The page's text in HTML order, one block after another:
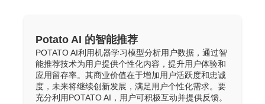
Potato AI 的智能推荐
POTATO AI利用机器学习模型分析用户数据，通过智
能推荐技术为用户提供个性化内容，提升用户体验和
应用留存率。其商业价值在于增加用户活跃度和忠诚
度，未来将继续创新发展，满足用户个性化需求。要
充分利用POTATO AI，用户可积极互动并提供反馈。